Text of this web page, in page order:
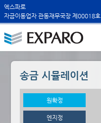
엑스파로
자금이동업자 관동재무국장 제00018호
송금 시뮬레이션
원확정
엔지정